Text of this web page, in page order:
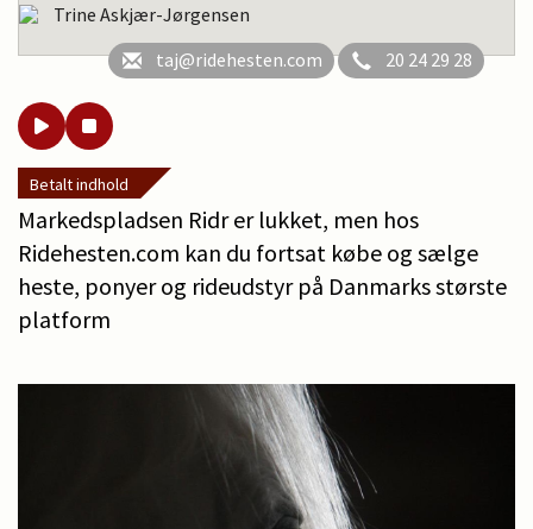
Trine Askjær-Jørgensen
taj@ridehesten.com
20 24 29 28
Betalt indhold
Markedspladsen Ridr er lukket, men hos
Ridehesten.com kan du fortsat købe og sælge
heste, ponyer og rideudstyr på Danmarks største
platform